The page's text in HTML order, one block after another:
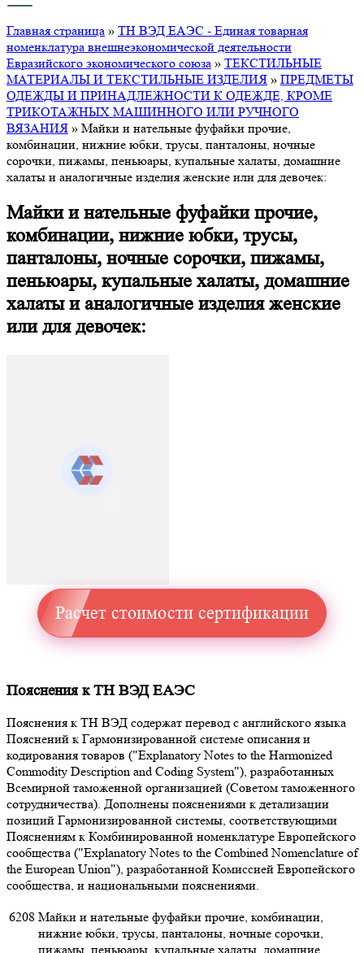
Главная страница » ТН ВЭД ЕАЭС - Единая товарная
номенклатура внешнеэкономической деятельности
Евразийского экономического союза » ТЕКСТИЛЬНЫЕ
МАТЕРИАЛЫ И ТЕКСТИЛЬНЫЕ ИЗДЕЛИЯ » ПРЕДМЕТЫ
ОДЕЖДЫ И ПРИНАДЛЕЖНОСТИ К ОДЕЖДЕ, КРОМЕ
ТРИКОТАЖНЫХ МАШИННОГО ИЛИ РУЧНОГО
ВЯЗАНИЯ » Майки и нательные фуфайки прочие,
комбинации, нижние юбки, трусы, панталоны, ночные
сорочки, пижамы, пеньюары, купальные халаты, домашние
халаты и аналогичные изделия женские или для девочек:
Майки и нательные фуфайки прочие,
комбинации, нижние юбки, трусы,
панталоны, ночные сорочки, пижамы,
пеньюары, купальные халаты, домашние
халаты и аналогичные изделия женские
или для девочек:
Расчет стоимости сертификации
Пояснения к ТН ВЭД ЕАЭС
Пояснения к ТН ВЭД содержат перевод с английского языка
Пояснений к Гармонизированной системе описания и
кодирования товаров ("Explanatory Notes to the Harmonized
Commodity Description and Coding System"), разработанных
Всемирной таможенной организацией (Советом таможенного
сотрудничества). Дополнены пояснениями к детализации
позиций Гармонизированной системы, соответствующими
Пояснениям к Комбинированной номенклатуре Европейского
сообщества ("Explanatory Notes to the Combined Nomenclature of
the European Union"), разработанной Комиссией Европейского
сообщества, и национальными пояснениями.
6208 Майки и нательные фуфайки прочие, комбинации,
нижние юбки, трусы, панталоны, ночные сорочки,
пижамы, пеньюары, купальные халаты, домашние